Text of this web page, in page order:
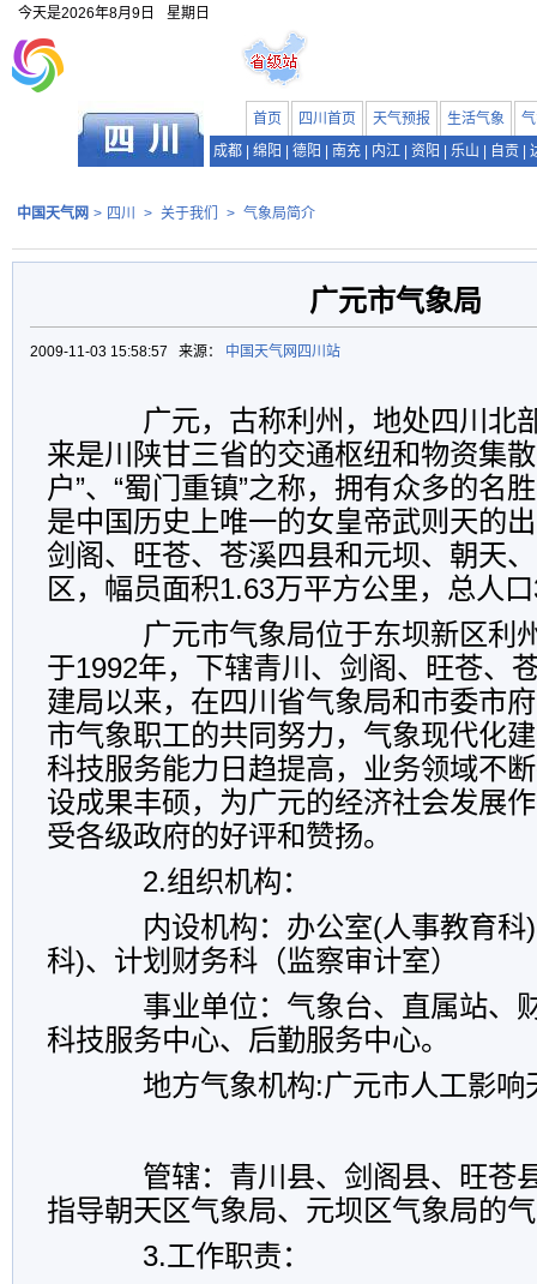
今天是2026年8月9日 星期日
首页 四川首页 天气预报 生活气象
成都
绵阳 德阳 南充 内江 资阳 乐山 自贡
中国天气网 > 四川 > 关于我们 > 气象局简介
广元市气象局
2009-11-03 15:58:57 来源： 中国天气网四川站
广元，古称利州，地处四川北
来是川陕甘三省的交通枢纽和物资集
户”、“蜀门重镇”之称，拥有众多的名
是中国历史上唯一的女皇帝武则天的
剑阁、旺苍、苍溪四县和元坝、朝天
区，幅员面积1.63万平方公里，总人
广元市气象局位于东坝新区利
于1992年，下辖青川、剑阁、旺苍、
建局以来，在四川省气象局和市委市
市气象职工的共同努力，气象现代化
科技服务能力日趋提高，业务领域不
设成果丰硕，为广元的经济社会发展
受各级政府的好评和赞扬。
2.组织机构：
内设机构：办公室(人事教育科)
科)、计划财务科（监察审计室）
事业单位：气象台、直属站、
科技服务中心、后勤服务中心。
地方气象机构:广元市人工影响
管辖：青川县、剑阁县、旺苍
指导朝天区气象局、元坝区气象局的
3.工作职责：